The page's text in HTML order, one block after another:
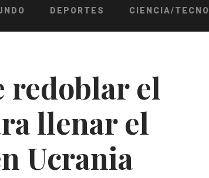
DEPORTES CIENCIA/TECNO
redoblar el
llenar el
Ucrania